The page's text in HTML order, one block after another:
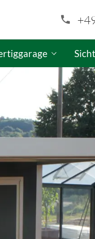
ISO Fertiggaragen-
GO-